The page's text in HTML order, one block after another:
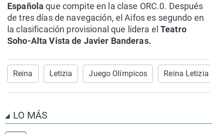
Española que compite en la clase ORC.0. Después
de tres días de navegación, el Aifos es segundo en
la clasificación provisional que lidera elTeatro
Soho-Alta Vista de Javier Banderas.
Reina Letizia Juego Olímpicos Reina Letizia
LO MÁS